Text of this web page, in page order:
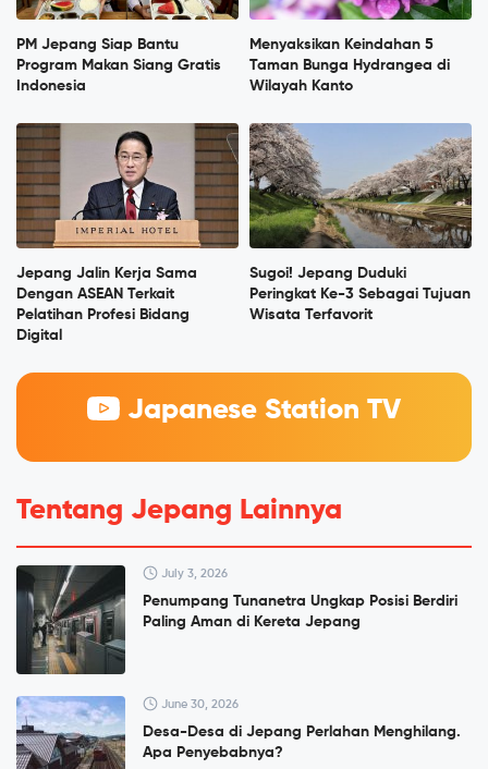
PM Jepang Siap Bantu
Program Makan Siang Gratis
Indonesia
Menyaksikan Keindahan 5
Taman Bunga Hydrangea di
Wilayah Kanto
Jepang Jalin Kerja Sama
Dengan ASEAN Terkait
Pelatihan Profesi Bidang
Digital
Sugoi! Jepang Duduki
Peringkat Ke-3 Sebagai Tujuan
Wisata Terfavorit
Japanese Station TV
Tentang Jepang Lainnya
July 3, 2026
Penumpang Tunanetra Ungkap Posisi Berdiri
Paling Aman di Kereta Jepang
June 30, 2026
Desa-Desa di Jepang Perlahan Menghilang.
Apa Penyebabnya?